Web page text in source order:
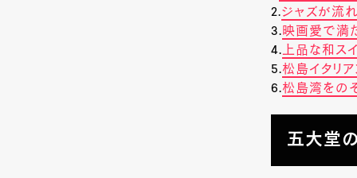
2.ジャズが流
3.映画愛で満
4.上品な和ス
5.松島イタリ
6.松島湾をの
五大堂